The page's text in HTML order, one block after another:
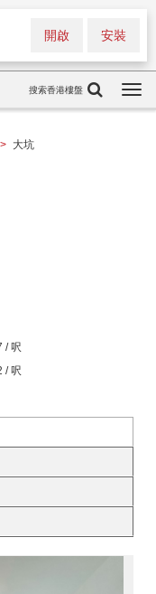
安裝
開啟
搜索香港樓盤
> 大坑
/ 呎
/ 呎